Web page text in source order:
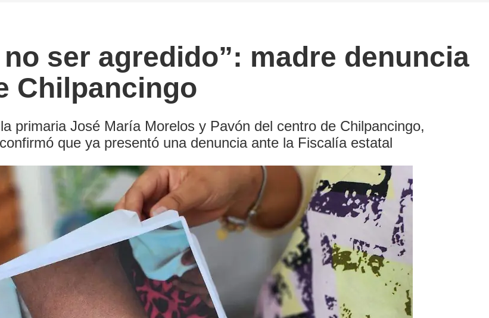
ser agredido”: madre denuncia
Chilpancingo
primaria José María Morelos y Pavón del centro de Chilpancingo,
que ya presentó una denuncia ante la Fiscalía estatal